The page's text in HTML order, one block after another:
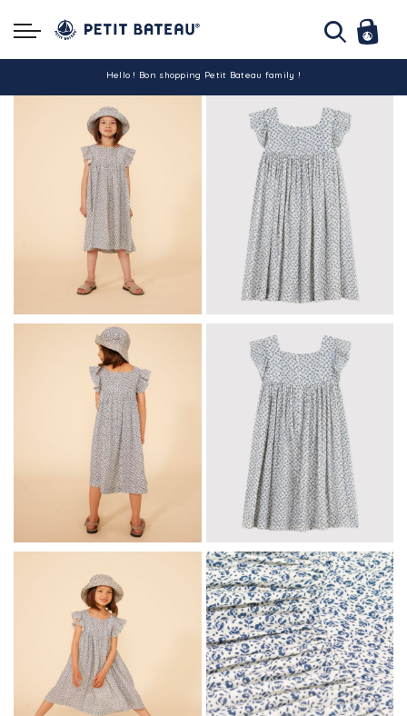
La livraison est assurée partout en Tunisie !
-10% pour tout paiement par carte bancaire (hors promo)